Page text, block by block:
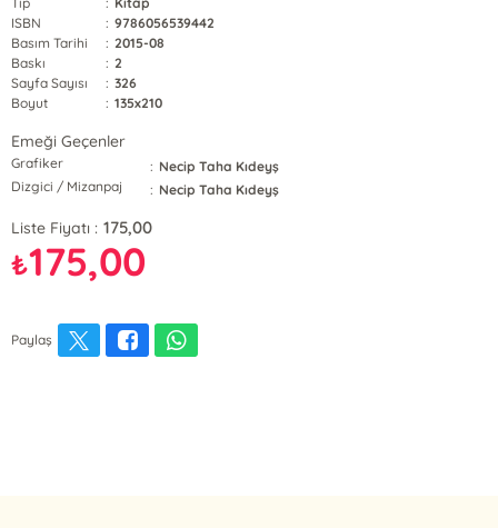
ISBN
: 9786056539442
Basım Tarihi
: 2015-08
Baskı
: 2
Sayfa Sayısı
: 326
Boyut
: 135x210
Emeği Geçenler
Grafiker : Necip Taha Kıdeyş
Dizgici / Mizanpaj
: Necip Taha Kıdeyş
Liste Fiyatı : 175,00
₺175,00
Paylaş